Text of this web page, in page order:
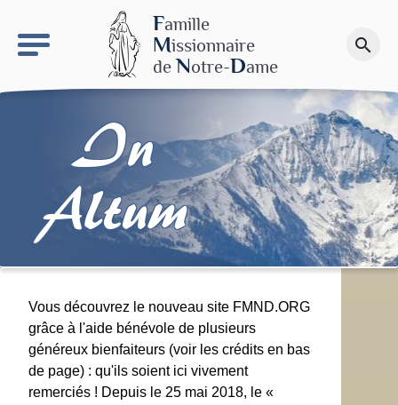
Famille
Missionnaire
de Notre-Dame
search
Faire un don
In
Altum
Vous découvrez le nouveau site FMND.ORG
grâce à l'aide bénévole de plusieurs
généreux bienfaiteurs (voir les crédits en bas
de page) : qu'ils soient ici vivement
remerciés ! Depuis le 25 mai 2018, le «